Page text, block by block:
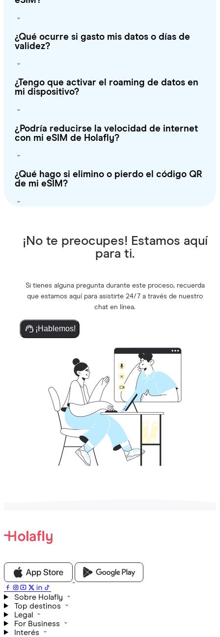
¿Qué ocurre si gasto mis datos o días de
validez?
¿Tengo que activar el roaming de datos en
mi dispositivo?
¿Podría reducirse la velocidad de internet
con mi eSIM de Holafly?
¿Qué hago si elimino o pierdo el código QR
de mi eSIM?
¡No te preocupes! Estamos aquí
para ti.
Si tienes alguna pregunta durante este proceso, recuerda
que estamos aquí para asistirte 24/7 a través de nuestro
chat en línea.
¡Hablemos!
Sobre Holafly
Top destinos
Legal
For Business
Interés